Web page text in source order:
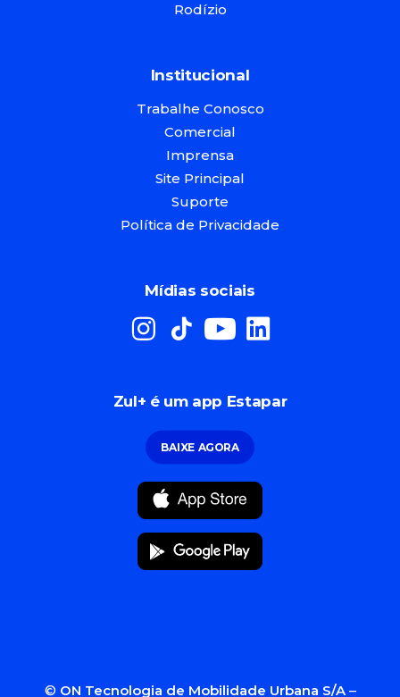
Rodízio
Institucional
Trabalhe Conosco
Comercial
Imprensa
Site Principal
Suporte
Política de Privacidade
Mídias sociais
Zul+ é um app Estapar
BAIXE AGORA
© ON Tecnologia de Mobilidade Urbana S/A–